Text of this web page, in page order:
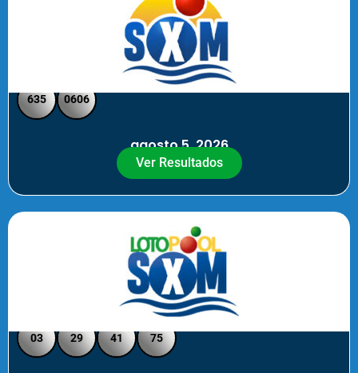
SXM Noche - Pick 3 Pick 4
635 0606
agosto 5, 2026
Ver Resultados
Loto Pool SXM Noche
03 29 41 75